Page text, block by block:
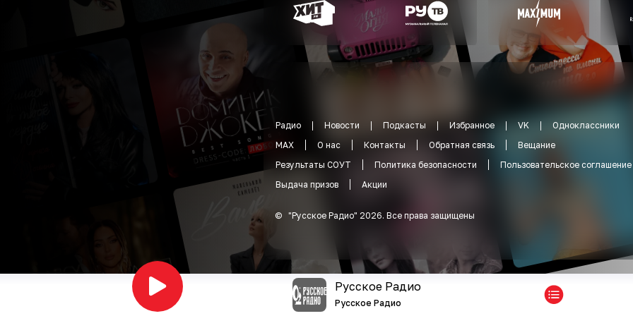
Радио Новости Подкасты Избранное VK
Одноклассники
MAX
О нас Контакты Обратная связь
Вещание
Результаты СОУТ
Политика безопасности
Пользовательское соглашение
Выдача призов
Акции
© "Русское Радио" 2026. Все права защищены
Русское Радио
Русское Радио